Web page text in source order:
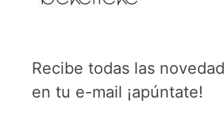
Recibe todas las
en tu e-mail ¡apúntate!